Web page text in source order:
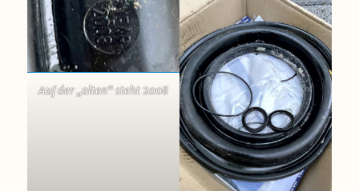
Auf der „alten“ steht 2008